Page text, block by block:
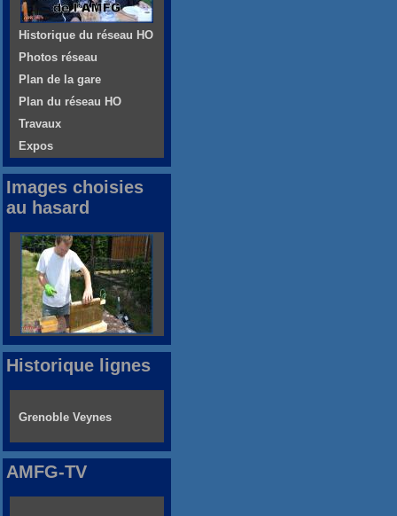
Historique du réseau HO
Photos réseau
Plan de la gare
Plan du réseau HO
Travaux
Expos
Images choisies
au hasard
Historique lignes
Grenoble Veynes
AMFG-TV